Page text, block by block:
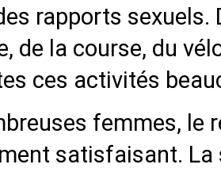
rapports
de la course, du
ces activités
femmes, le
satisfaisant.